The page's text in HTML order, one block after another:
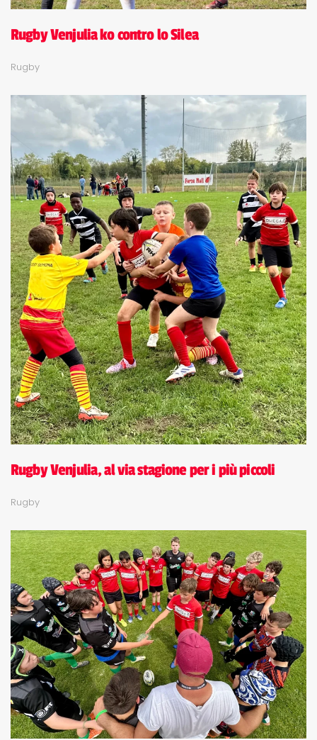
Rugby Venjulia ko contro lo Silea
Rugby
Rugby Venjulia, al via stagione per i più piccoli
Rugby